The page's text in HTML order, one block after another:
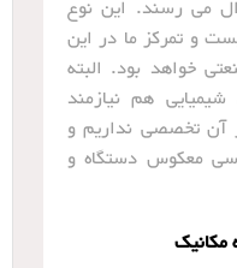
می رسند. این نوع
و تمرکز ما در این
خواهد بود. البته
هم نیازمند
آن تخصصی نداریم و
معکوس دستگاه و